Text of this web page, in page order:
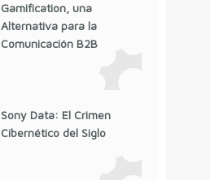
Gamification, una
Alternativa para la
Comunicación B2B
Sony Data: El Crimen
Cibernético del Siglo